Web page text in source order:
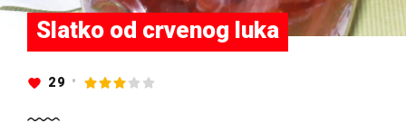
Slatko od crvenog luka
29